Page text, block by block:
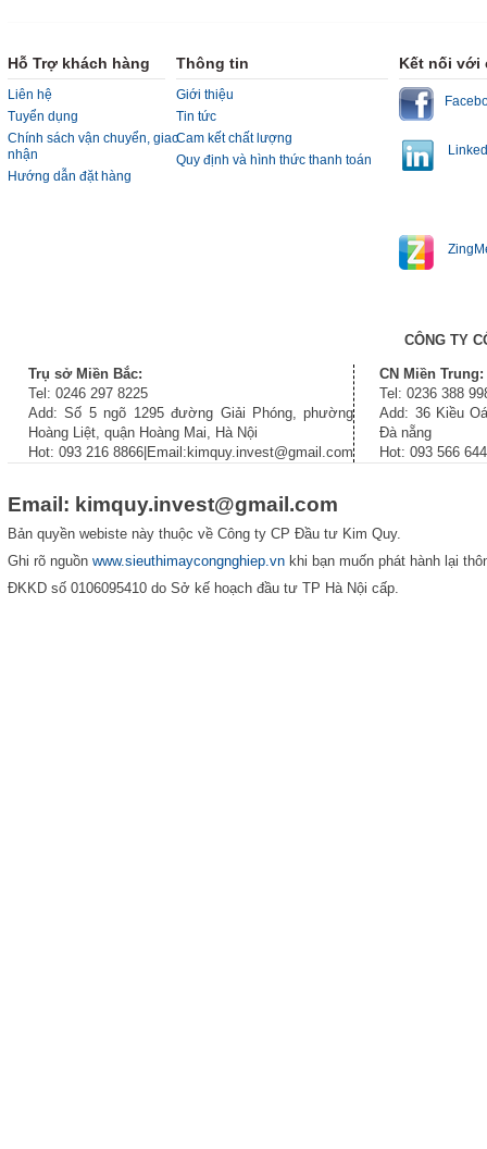
Hỗ Trợ khách hàng
Liên hệ
Tuyển dụng
Chính sách vận chuyển, giao
nhận
Hướng dẫn đặt hàng
Thông tin
Giới thiệu
Tin tức
Cam kết chất lượng
Quy định và hình thức thanh toán
Kết nối với
CÔNG TY
Trụ sở Miền Bắc:
Tel: 0246 297 8225
Add: Số 5 ngõ 1295 đường Giải Phóng, phường
Hoàng Liệt, quận Hoàng Mai, Hà Nội
Hot: 093 216 8866|Email:kimquy.invest@gmail.com
CN Miền Trung:
Tel: 0236 388
Add: 36 Kiều
Đà nẵng
Hot: 093 566
Email: kimquy.invest@gmail.com
Bản quyền webiste này thuộc về Công ty CP Đầu tư Kim Quy.
Ghi rõ nguồn www.sieuthimaycongnghiep.vn khi bạn muốn phát hành lại
ĐKKD số 0106095410 do Sở kế hoạch đầu tư TP Hà Nội cấp.